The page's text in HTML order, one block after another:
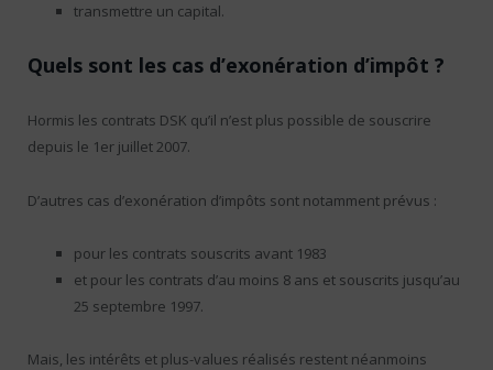
transmettre un capital.
Quels sont les cas d’exonération d’impôt ?
Hormis les contrats DSK qu’il n’est plus possible de souscrire
depuis le 1er juillet 2007.
D’autres cas d’exonération d’impôts sont notamment prévus :
pour les contrats souscrits avant 1983
et pour les contrats d’au moins 8 ans et souscrits jusqu’au
25 septembre 1997.
Mais, les intérêts et plus-values réalisés restent néanmoins